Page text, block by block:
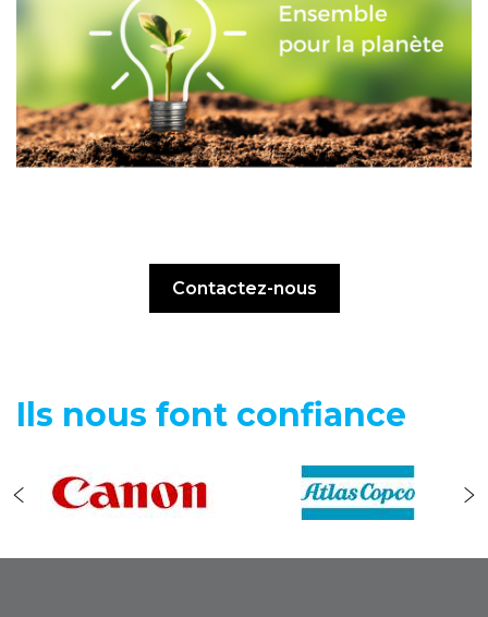
Contactez-nous
Ils nous font confiance